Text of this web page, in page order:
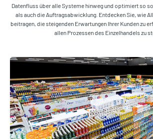
Datenfluss über alle Systeme hinweg und optimiert so
als auch die Auftragsabwicklung. Entdecken Sie, wie
beitragen, die steigenden Erwartungen Ihrer Kunden zu
allen Prozessen des Einzelhandels zu